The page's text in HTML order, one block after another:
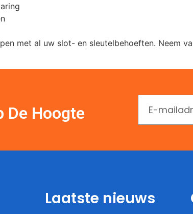
met al uw slot- en sleutelbehoeften. Neem
De Hoogte
Laatste nieuws